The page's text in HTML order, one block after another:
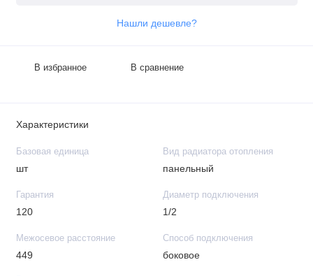
Нашли дешевле?
В избранное В сравнение
Характеристики
Базовая единица
шт
Вид радиатора отопления
панельный
Гарантия
120
Диаметр подключения
1/2
Межосевое расстояние
449
Способ подключения
боковое